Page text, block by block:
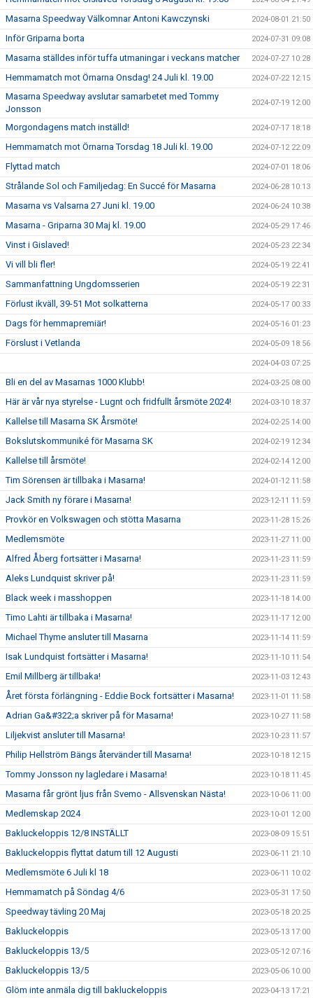
Masarna Speedway Välkomnar Antoni Kawczynski 2024-08-01 21:50
Inför Griparna borta 2024-07-31 09:08
Masarna ställdes inför tuffa utmaningar i veckans matcher 2024-07-27 10:28
Hemmamatch mot Örnarna Onsdag! 24 Juli kl. 19.00 2024-07-22 12:15
Masarna Speedway avslutar samarbetet med Tommy
Jonsson
2024-07-19 12:00
Morgondagens match inställd! 2024-07-17 18:18
Hemmamatch mot Örnarna Torsdag 18 Juli kl. 19.00 2024-07-12 22:09
Flyttad match 2024-07-01 18:06
Strålande Sol och Familjedag: En Succé för Masarna 2024-06-28 10:13
Masarna vs Valsarna 27 Juni kl. 19.00 2024-06-24 10:38
Masarna - Griparna 30 Maj kl. 19.00 2024-05-29 17:46
Vinst i Gislaved! 2024-05-23 22:34
Vi vill bli fler! 2024-05-19 22:41
Sammanfattning Ungdomsserien 2024-05-19 22:31
Förlust ikväll, 39-51 Mot solkatterna 2024-05-17 00:33
Dags för hemmapremiär! 2024-05-16 01:23
Förslust i Vetlanda 2024-05-09 18:56
2024-04-03 07:25
Bli en del av Masarnas 1000 Klubb! 2024-03-25 08:00
Här är vår nya styrelse - Lugnt och fridfullt årsmöte 2024! 2024-03-10 18:37
Kallelse till Masarna SK Årsmöte! 2024-02-25 14:00
Bokslutskommuniké för Masarna SK 2024-02-19 12:34
Kallelse till årsmöte! 2024-02-14 12:00
Tim Sörensen är tillbaka i Masarna! 2024-01-12 11:58
Jack Smith ny förare i Masarna! 2023-12-11 11:59
Provkör en Volkswagen och stötta Masarna 2023-11-28 15:26
Medlemsmöte 2023-11-27 11:00
Alfred Åberg fortsätter i Masarna! 2023-11-23 11:59
Aleks Lundquist skriver på! 2023-11-23 11:59
Black week i masshoppen 2023-11-18 14:00
Timo Lahti är tillbaka i Masarna! 2023-11-17 12:00
Michael Thyme ansluter till Masarna 2023-11-14 11:59
Isak Lundquist fortsätter i Masarna! 2023-11-10 11:54
Emil Millberg är tillbaka! 2023-11-03 12:43
Året första förlängning - Eddie Bock fortsätter i Masarna! 2023-11-01 11:58
Adrian Ga&#322;a skriver på för Masarna! 2023-10-27 11:58
Liljekvist ansluter till Masarna! 2023-10-23 11:57
Philip Hellström Bängs återvänder till Masarna! 2023-10-18 12:15
Tommy Jonsson ny lagledare i Masarna! 2023-10-18 11:45
Masarna får grönt ljus från Svemo - Allsvenskan Nästa! 2023-10-06 11:00
Medlemskap 2024 2023-10-01 12:00
Bakluckeloppis 12/8 INSTÄLLT 2023-08-09 15:51
Bakluckeloppis flyttat datum till 12 Augusti 2023-06-11 21:10
Medlemsmöte 6 Juli kl 18 2023-06-11 10:02
Hemmamatch på Söndag 4/6 2023-05-31 17:50
Speedway tävling 20 Maj 2023-05-18 20:25
Bakluckeloppis 2023-05-13 17:00
Bakluckeloppis 13/5 2023-05-12 07:16
Bakluckeloppis 13/5 2023-05-06 10:00
Glöm inte anmäla dig till bakluckeloppis 2023-04-13 17:21